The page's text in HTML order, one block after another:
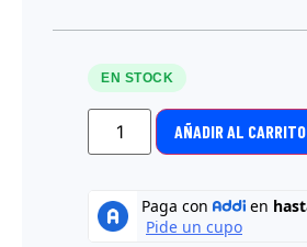
EN STOCK
AÑADIR AL CARRITO